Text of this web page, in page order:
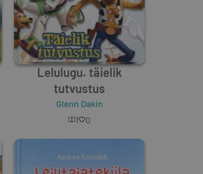
Lelulugu. täielik
tutvustus
Glenn Dakin
1
0